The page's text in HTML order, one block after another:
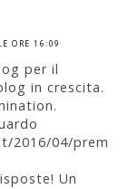
ORE 16:09
per il
in crescita.
2016/04/prem
Un